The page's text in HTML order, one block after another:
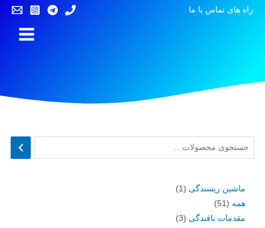
راه های تماس با ما
ماشین ریسندگی
1
همه
51
مقدمات بافندگی
3